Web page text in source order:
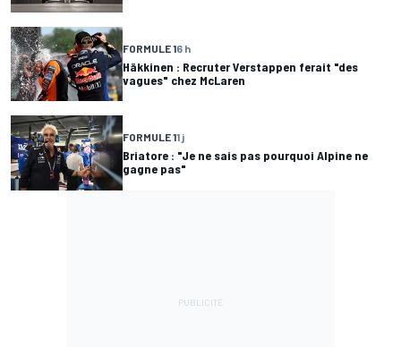
FORMULE 16 h
Häkkinen : Recruter Verstappen ferait "des
vagues" chez McLaren
FORMULE 11 j
Briatore : "Je ne sais pas pourquoi Alpine ne
gagne pas"